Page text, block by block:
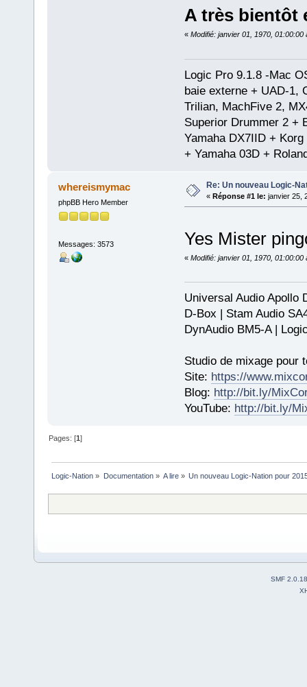
A très bientôt
« Modifié: janvier 01, 1970, 01:00:00
Logic Pro 9.1.8 -Mac
baie externe + UAD-1,
Trilian, MachFive 2,
Superior Drummer 2 +
Yamaha DX7IID +
+ Yamaha 03D +
whereismymac
phpBB Hero Member
Messages: 3573
Re: Un nouveau Logic-
« Réponse #1 le: janvier 25,
Yes Mister
« Modifié: janvier 01, 1970, 01:00:00
Universal Audio Apollo
D-Box | Stam Audio
DynAudio BM5-A |
Studio de mixage pour
Site: https://
Blog: http://bit.ly/
YouTube: http://bit.ly/
Pages: [1]
Logic-Nation » Documentation» A lire» Un nouveau Logic-Nation pour
SMF 2.0.18